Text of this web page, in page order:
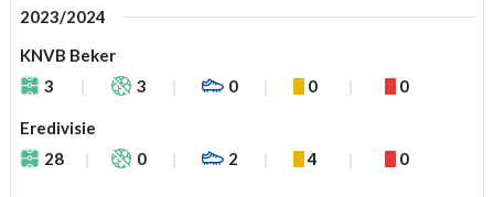
2023/2024
KNVB Beker
3
3 0 0 0
Eredivisie
28
0 2 4 0